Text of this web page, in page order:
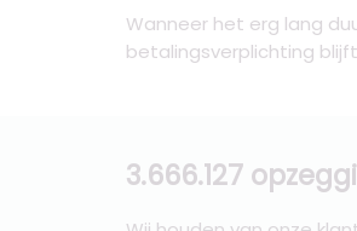
Wanneer het erg lang
betalingsverplichting
3.666.127